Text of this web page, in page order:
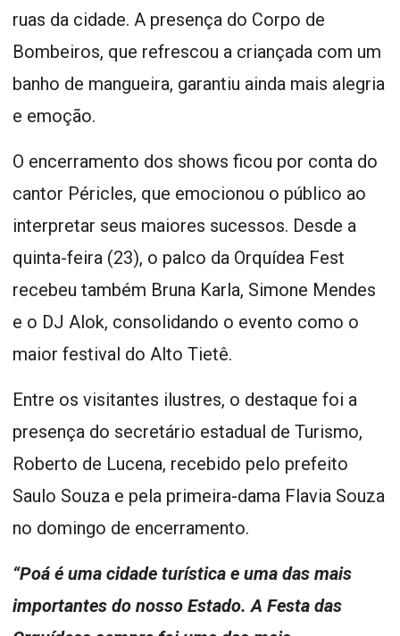
ruas da cidade. A presença do Corpo de
Bombeiros, que refrescou a criançada com um
banho de mangueira, garantiu ainda mais alegria
e emoção.
O encerramento dos shows ficou por conta do
cantor Péricles, que emocionou o público ao
interpretar seus maiores sucessos. Desde a
quinta-feira (23), o palco da Orquídea Fest
recebeu também Bruna Karla, Simone Mendes
e o DJ Alok, consolidando o evento como o
maior festival do Alto Tietê.
Entre os visitantes ilustres, o destaque foi a
presença do secretário estadual de Turismo,
Roberto de Lucena, recebido pelo prefeito
Saulo Souza e pela primeira-dama Flavia Souza
no domingo de encerramento.
“Poá é uma cidade turística e uma das mais
importantes do nosso Estado. A Festa das